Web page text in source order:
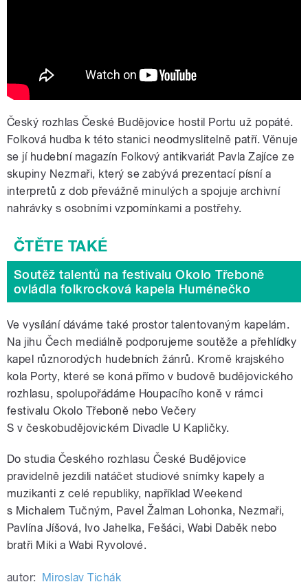
Český rozhlas České Budějovice hostil Portu už popáté.
Folková hudba k této stanici neodmyslitelně patří. Věnuje
se jí hudební magazín Folkový antikvariát Pavla Zajíce ze
skupiny Nezmaři, který se zabývá prezentací písní a
interpretů z dob převážně minulých a spojuje archivní
nahrávky s osobními vzpomínkami a postřehy.
Soutěž talentů na festivalu Okolo Třeboně
ovládla folkrocková kapela Huménečko
Ve vysílání dáváme také prostor talentovaným kapelám.
Na jihu Čech mediálně podporujeme soutěže a přehlídky
kapel různorodých hudebních žánrů. Kromě krajského
kola Porty, které se koná přímo v budově budějovického
rozhlasu, spolupořádáme Houpacího koně v rámci
festivalu Okolo Třeboně nebo Večery
S v českobudějovickém Divadle U Kapličky.
Do studia Českého rozhlasu České Budějovice
pravidelně jezdili natáčet studiové snímky kapely a
muzikanti z celé republiky, například Weekend
s Michalem Tučným, Pavel Žalman Lohonka, Nezmaři,
Pavlína Jíšová, Ivo Jahelka, Fešáci, Wabi Daběk nebo
bratři Miki a Wabi Ryvolové.
autor: Miroslav Tichák